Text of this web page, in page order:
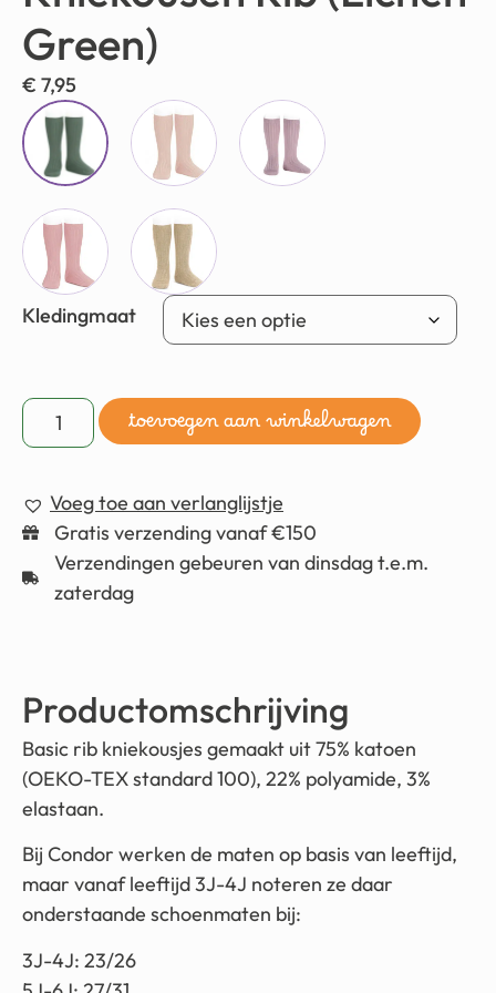
Green)
€ 7,95
Kledingmaat
toevoegen aan winkelwagen
Voeg toe aan verlanglijstje
Gratis verzending vanaf €150
Verzendingen gebeuren van dinsdag t.e.m.
zaterdag
Productomschrijving
Basic rib kniekousjes gemaakt uit 75% katoen
(OEKO-TEX standard 100), 22% polyamide, 3%
elastaan.
Bij Condor werken de maten op basis van leeftijd,
maar vanaf leeftijd 3J-4J noteren ze daar
onderstaande schoenmaten bij:
3J-4J: 23/26